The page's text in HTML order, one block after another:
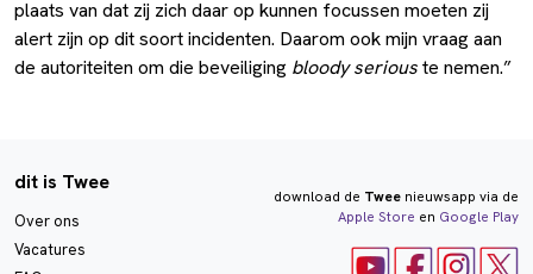
plaats van dat zij zich daar op kunnen focussen moeten zij
alert zijn op dit soort incidenten. Daarom ook mijn vraag aan
de autoriteiten om die beveiliging bloody seriouste nemen.”
dit is Twee
Over ons
Vacatures
download de Tweenieuwsapp via de
Apple Store en Google Play